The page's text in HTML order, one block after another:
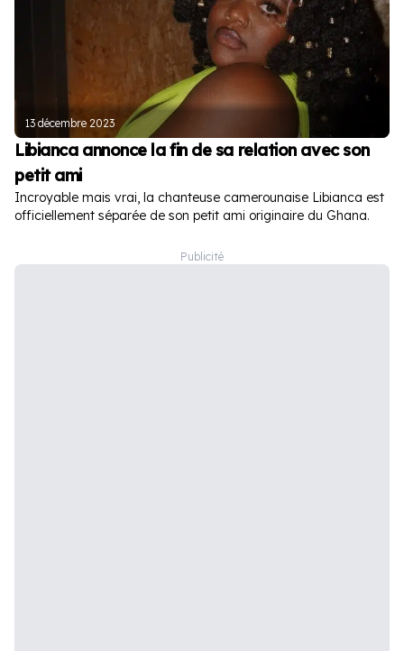
13 décembre 2023
Libianca annonce la fin de sa relation avec son
petit ami
Incroyable mais vrai, la chanteuse camerounaise Libianca est
officiellement séparée de son petit ami originaire du Ghana.